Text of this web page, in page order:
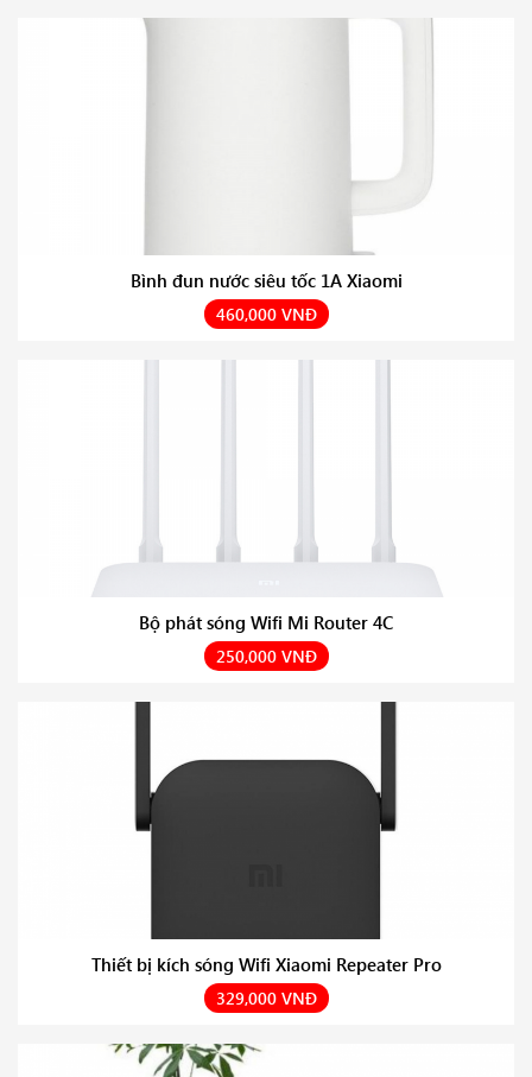
Bình đun nước siêu tốc 1A Xiaomi
460,000 VNĐ
Bộ phát sóng Wifi Mi Router 4C
250,000 VNĐ
Thiết bị kích sóng Wifi Xiaomi Repeater Pro
329,000 VNĐ